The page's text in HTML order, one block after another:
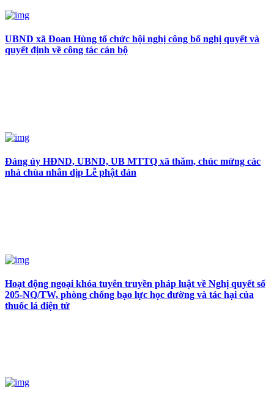
UBND xã Đoan Hùng tổ chức hội nghị công bố nghị quyết và
quyết định về công tác cán bộ
Đảng ủy HĐND, UBND, UB MTTQ xã thăm, chúc mừng các
nhà chùa nhân dịp Lễ phật đản
Hoạt động ngoại khóa tuyên truyền pháp luật về Nghị quyết số
205-NQ/TW, phòng chống bạo lực học đường và tác hại của
thuốc lá điện tử